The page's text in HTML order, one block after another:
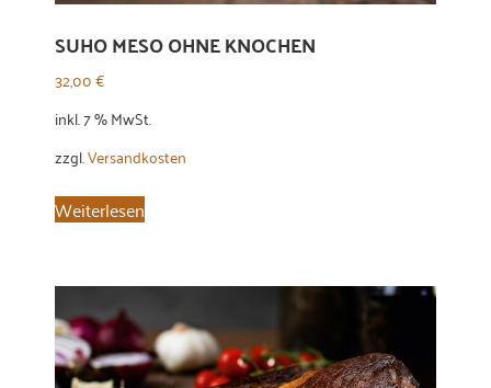
SUHO MESO OHNE KNOCHEN
32,00€
inkl. 7 % MwSt.
zzgl.Versandkosten
Weiterlesen